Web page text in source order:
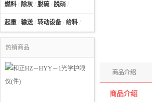
燃料 / 除灰 / 脱硫 / 脱硝 /
起重 / 输送/ 转动设备 / 给料 /
热销商品
商品介绍
商品介绍